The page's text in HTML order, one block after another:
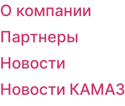
О компании
Партнеры
Новости
Новости КАМАЗ